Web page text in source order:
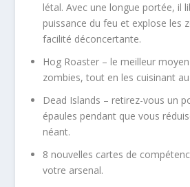
létal. Avec une longue portée, il
puissance du feu et explose les
facilité déconcertante.
Hog Roaster – le meilleur
zombies, tout en les cuisinant
Dead Islands – retirez-vous un
épaules pendant que vous
néant.
8 nouvelles cartes de
votre arsenal.